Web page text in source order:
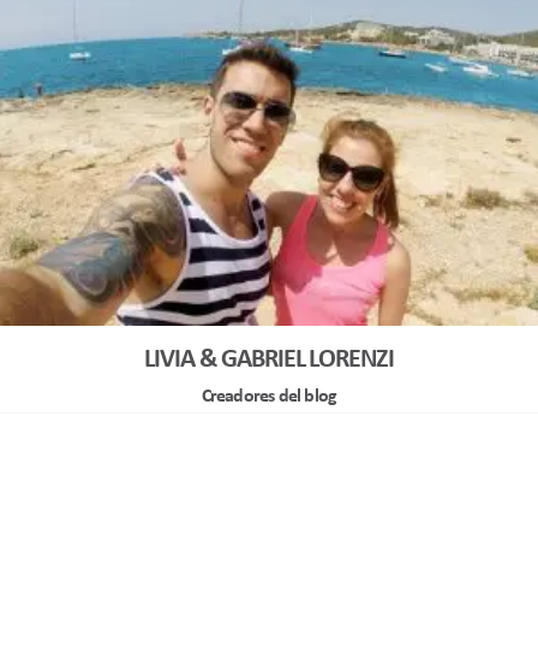
LIVIA & GABRIEL LORENZI
Creadores del blog